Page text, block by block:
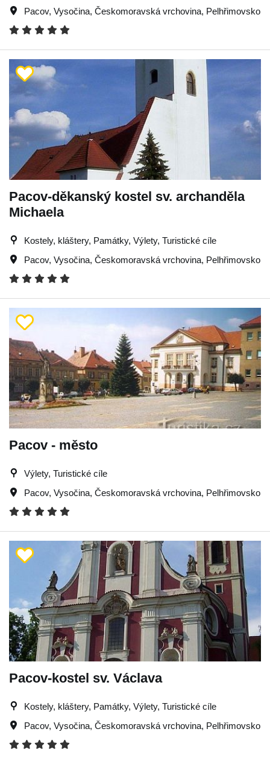
Pacov, Vysočina, Českomoravská vrchovina, Pelhřimovsko
Pacov-děkanský kostel sv. archanděla
Michaela
Kostely, kláštery, Památky, Výlety, Turistické cíle
Pacov, Vysočina, Českomoravská vrchovina, Pelhřimovsko
Pacov - město
Výlety, Turistické cíle
Pacov, Vysočina, Českomoravská vrchovina, Pelhřimovsko
Pacov-kostel sv. Václava
Kostely, kláštery, Památky, Výlety, Turistické cíle
Pacov, Vysočina, Českomoravská vrchovina, Pelhřimovsko